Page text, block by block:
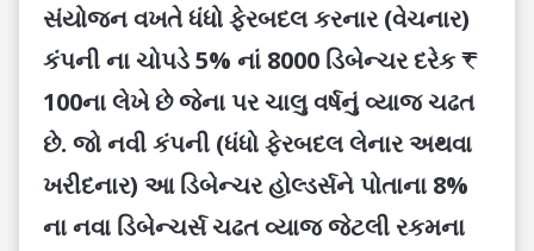
સંયોજન વખતે ધંધો ફેરબદલ કરનાર (વેચનાર)
કંપની ના ચોપડે 5% નાં 8000 ડિબેન્ચર દરેક ₹
100ના લેખે છે જેના પર ચાલુ વર્ષનું વ્યાજ ચઢત
છે. જો નવી કંપની (ધંધો ફેરબદલ લેનાર અથવા
ખરીદનાર) આ ડિબેન્ચર હોલ્ડર્સને પોતાના 8%
ના નવા ડિબેન્ચર્સ ચઢત વ્યાજ જેટલી રકમના